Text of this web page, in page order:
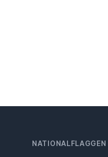
NATIONALFLAGGEN